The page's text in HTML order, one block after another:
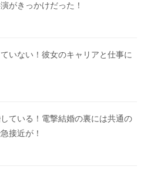
がきっかけだった！
いない！彼女のキャリアと仕事に
ている！電撃結婚の裏には共通の
接近が！